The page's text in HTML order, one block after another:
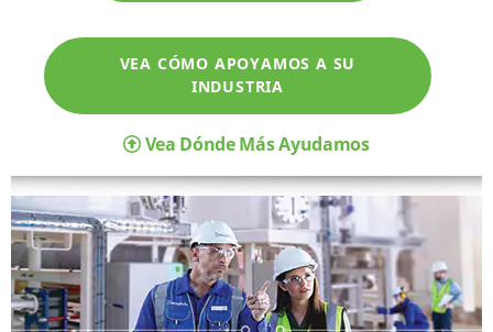
VEA CÓMO APOYAMOS A SU
INDUSTRIA
Vea Dónde Más Ayudamos